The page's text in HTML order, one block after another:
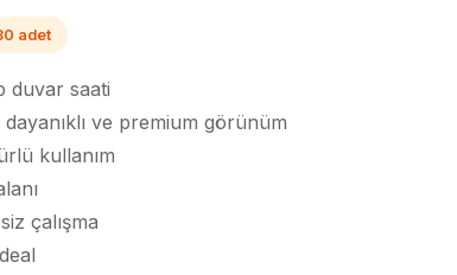
adet
duvar saati
ve premium görünüm
kullanım
çalışma